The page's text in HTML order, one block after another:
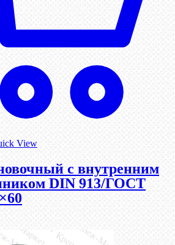
View
с внутренним
DIN 913/ГОСТ